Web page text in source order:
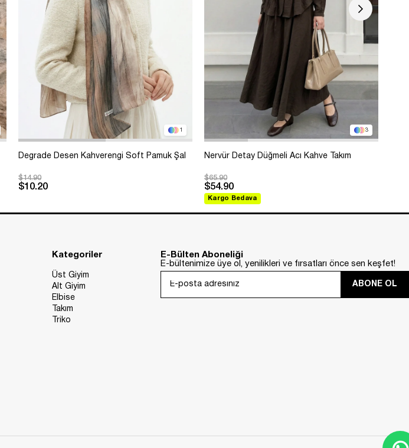
1
Degrade Desen Kahverengi Soft Pamuk Şal
$14.90
$10.20
3
Nervür Detay Düğmeli Acı Kahve Takım
$65.90
$54.90
Kargo Bedava
Kategoriler
Üst Giyim
Alt Giyim
Elbise
Takım
Triko
E-Bülten Aboneliği
E-bültenimize üye ol, yenilikleri ve fırsatları önce sen keşfet!
ABONE OL